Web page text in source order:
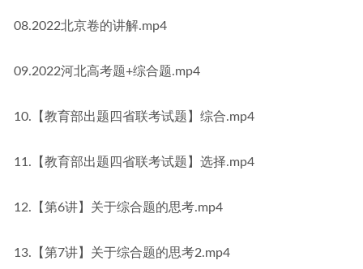
08.2022北京卷的讲解.mp4
09.2022河北高考题+综合题.mp4
10.【教育部出题四省联考试题】综合.mp4
11.【教育部出题四省联考试题】选择.mp4
12.【第6讲】关于综合题的思考.mp4
13.【第7讲】关于综合题的思考2.mp4